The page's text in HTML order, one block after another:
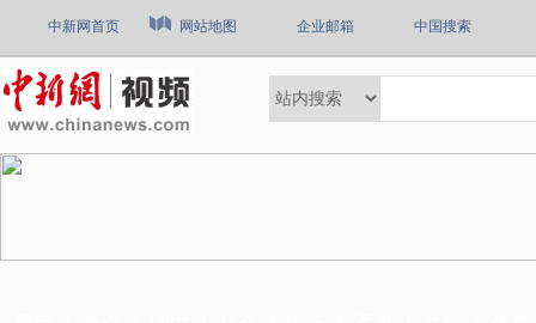
中新网首页 网站地图 企业邮箱 中国搜索